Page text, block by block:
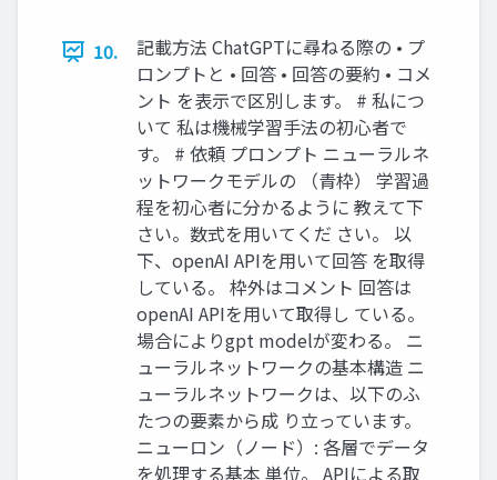
10.
記載方法 ChatGPTに尋ねる際の • プ
ロンプトと • 回答 • 回答の要約 • コメ
ント を表示で区別します。 # 私につ
いて 私は機械学習手法の初心者で
す。 # 依頼 プロンプト ニューラルネ
ットワークモデルの （青枠） 学習過
程を初心者に分かるように 教えて下
さい。数式を用いてくだ さい。 以
下、openAI APIを用いて回答 を取得
している。 枠外はコメント 回答は
openAI APIを用いて取得し ている。
場合によりgpt modelが変わる。 ニ
ューラルネットワークの基本構造 ニ
ューラルネットワークは、以下のふ
たつの要素から成 り立っています。
ニューロン（ノード）: 各層でデータ
を処理する基本 単位。 APIによる取